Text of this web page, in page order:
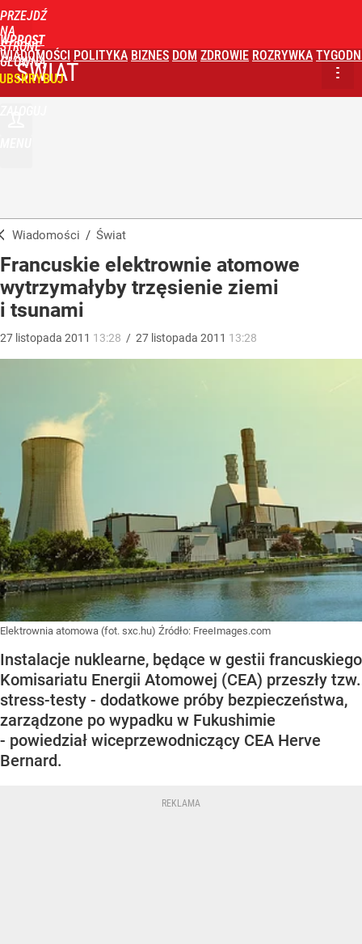
PRZEJDŹ
NA
STRONĘ
GŁÓWNĄ
WPROST
WIADOMOŚCI POLITYKA BIZNES DOM ZDROWIE ROZRYWKA
ŚWIAT
Wiadomości / Świat
Francuskie elektrownie atomowe
wytrzymałyby trzęsienie ziemi
i tsunami
27 listopada 2011 13:28 / 27 listopada 2011 13:28
Elektrownia atomowa (fot. sxc.hu) Źródło: FreeImages.com
Instalacje nuklearne, będące w gestii francuskiego
Komisariatu Energii Atomowej (CEA) przeszły tzw.
stress-testy - dodatkowe próby bezpieczeństwa,
zarządzone po wypadku w Fukushimie
- powiedział wiceprzewodniczący CEA Herve
Bernard.